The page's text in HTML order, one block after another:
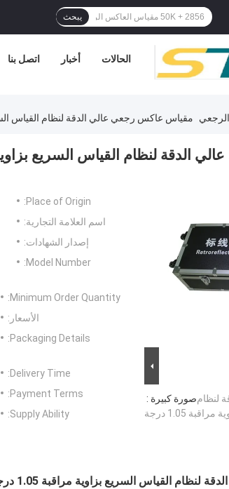
يبحث
اتصل بنا أخبار الحالات
مقياس عاكس رجعي عالي الدقة لنظام القياس السريع
لنظام القياس السريع بزاوية
صورة كبيرة :لنظام
1.05 درجة
Place of Origin:
اسم العلامة التجارية:
إصدار الشهادات:
Model Number:
Minimum Order Quantity:
الأسعار:
Packaging Details:
Delivery Time:
Payment Terms:
Supply Ability:
القياس السريع بزاوية مراقبة 1.05 درجة